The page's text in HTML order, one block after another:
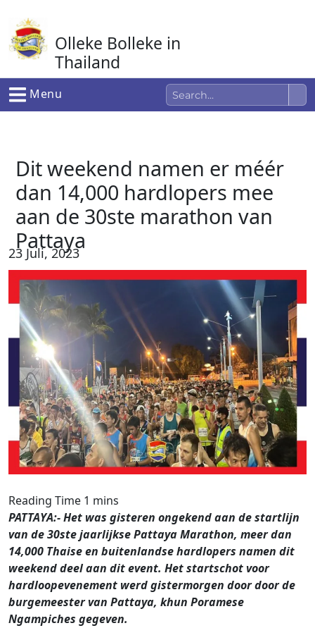
naar
de
inhoud
Olleke Bolleke in
Thailand
In Thailand
Menu
Dit weekend namen er méér
dan 14,000 hardlopers mee
aan de 30ste marathon van
Pattaya
23 Juli, 2023
PATTAYA:- Het was gisteren ongekend aan de startlijn
van de 30ste jaarlijkse Pattaya Marathon, meer dan
14,000 Thaise en buitenlandse hardlopers namen dit
weekend deel aan dit event. Het startschot voor
hardloopevenement werd gistermorgen door door de
burgemeester van Pattaya, khun Poramese
Ngampiches gegeven.